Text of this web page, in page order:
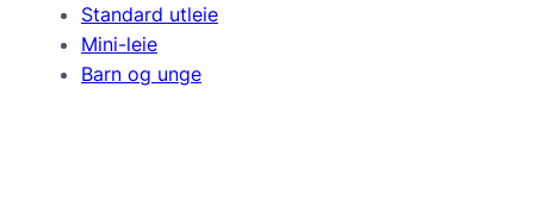
Standard utleie
Mini-leie
Barn og unge